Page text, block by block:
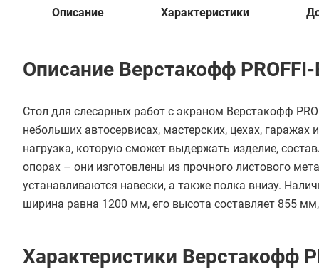
Описание Характеристики
Описание Верстакофф PROFFI-
Стол для слесарных работ с экраном Верстакофф
небольших автосервисах, мастерских, цехах,
нагрузка, которую сможет выдержать изделие,
опорах – они изготовлены из прочного листового
устанавливаются навески, а также полка внизу.
ширина равна 1200 мм, его высота составляет 855
Характеристики Верстакофф